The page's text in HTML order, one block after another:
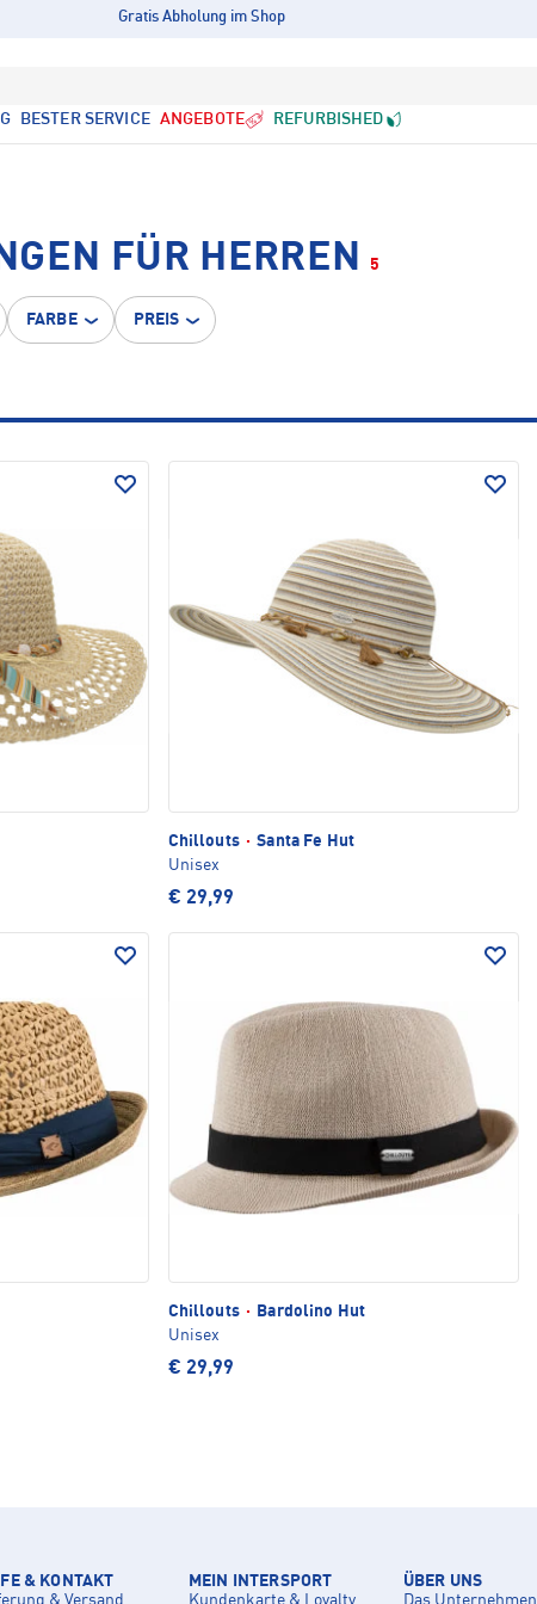
Gratis Abholung im Shop
BESTER SERVICE ANGEBOTE REFURBISHED
FÜR HERREN 5
FARBE PREIS
Chillouts · Santa Fe Hut
Unisex
€ 29,99
Chillouts ·
Bardolino Hut
Unisex
€ 29,99
& KONTAKT
MEIN INTERSPORT
ÜBER UNS